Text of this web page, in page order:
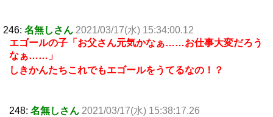
246: 名無しさん 2021/03/17(水) 15:34:00.12
エゴールの子「お父さん元気かなぁ……お仕事大変だろう
なぁ……」
しきかんたちこれでもエゴールをうてるなの！？
248: 名無しさん 2021/03/17(水) 15:38:17.26